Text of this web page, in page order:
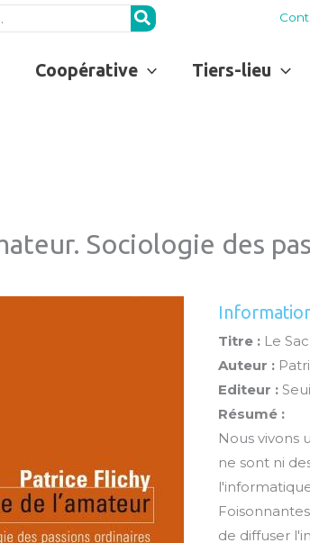
Coopérative Tiers-lieu
Sociologie des
Titre : Le
Auteur :
Editeur :
Résumé :
Nous vivons
ne sont ni
de diffuser